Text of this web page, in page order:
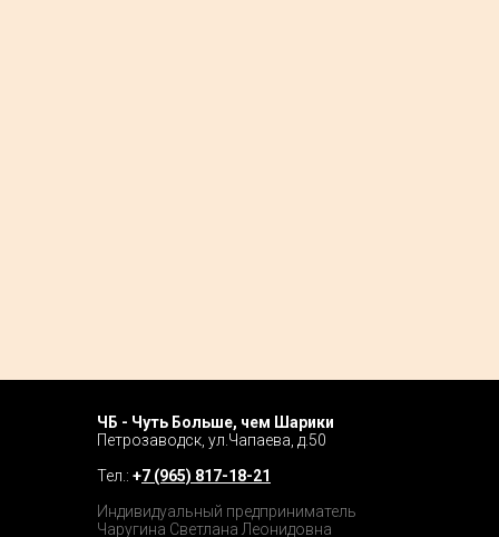
ЧБ - Чуть Больше, чем Шарики
Петрозаводск, ул.Чапаева, д.50
Тел.: +7 (965) 817-18-21
Индивидуальный предприниматель
Чаругина Светлана Леонидовна